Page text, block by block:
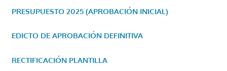
PRESUPUESTO 2025 (APROBACIÓN INICIAL)
EDICTO DE APROBACIÓN DEFINITIVA
RECTIFICACIÓN PLANTILLA